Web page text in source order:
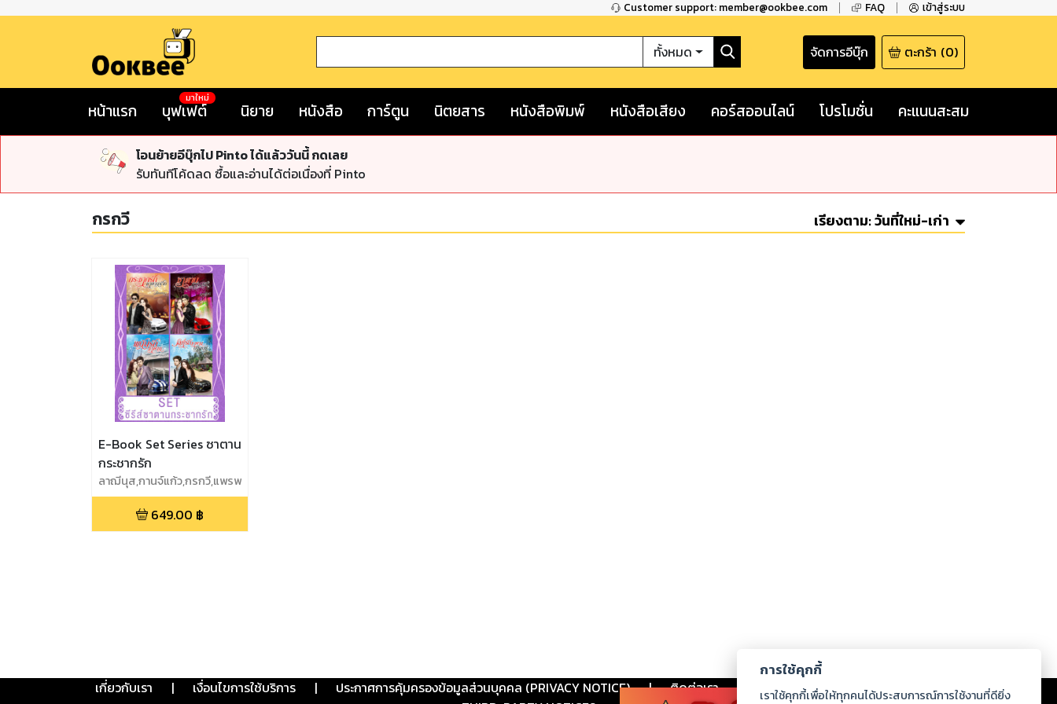
Customer support: member@ookbee.com FAQ เข้าสู่ระบบ
ทั้งหมด จัดการอีบุ๊ก ตะกร้า (0)
หน้าแรก บุฟเฟต์
มาใหม่
นิยาย หนังสือ การ์ตูน นิตยสาร หนังสือพิมพ์ หนังสือเสียง คอร์สออนไลน์ โปรโมชั่น คะแนนสะสม
โอนย้ายอีบุ๊กไป Pinto ได้แล้ววันนี้ กดเลย
รับทันทีโค้ดลด ซื้อและอ่านได้ต่อเนื่องที่ Pinto
กรกวี เรียงตาม:วันที่ใหม่-เก่า
E-Book Set Series ซาตาน
กระชากรัก
ลาฌีนุส,กานจ์แก้ว,กรกวี,แพรพ
ริมา
649.00 ฿
เกี่ยวกับเรา | เงื่อนไขการใช้บริการ | ประกาศการคุ้มครองข้อมูลส่วนบุคคล (PRIVACY NOTICE) | ติดต่อเรา ร่วมงานกับเรา ดาวน์โหลด
การใช้คุกกี้
เราใช้คุกกี้เพื่อให้ทุกคนได้ประสบการณ์การใช้งานที่ดียิ่ง